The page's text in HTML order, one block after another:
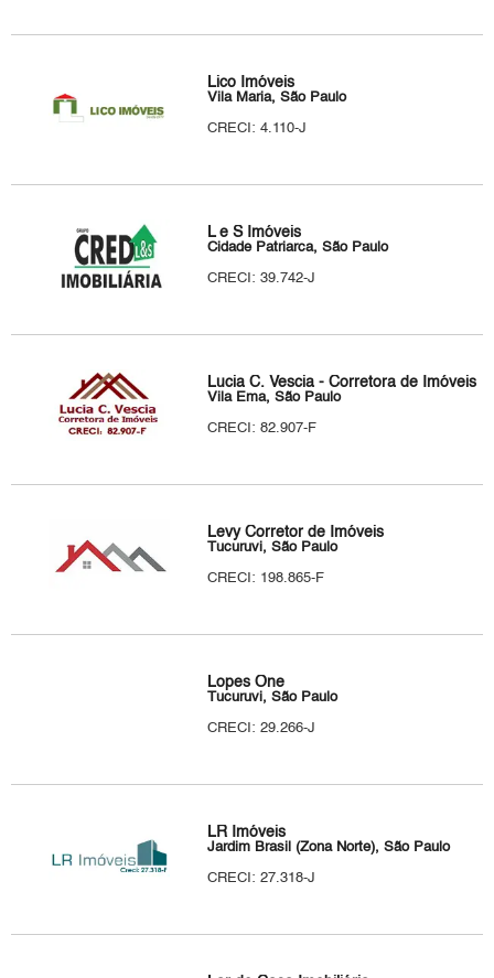
Lico Imóveis
Vila Maria, São Paulo
CRECI: 4.110-J
L e S Imóveis
Cidade Patriarca, São Paulo
CRECI: 39.742-J
Lucia C. Vescia - Corretora de Imóveis
Vila Ema, São Paulo
CRECI: 82.907-F
Levy Corretor de Imóveis
Tucuruvi, São Paulo
CRECI: 198.865-F
Lopes One
Tucuruvi, São Paulo
CRECI: 29.266-J
LR Imóveis
Jardim Brasil (Zona Norte), São Paulo
CRECI: 27.318-J